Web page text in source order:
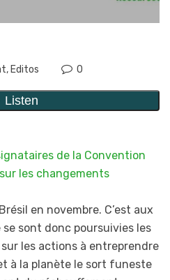
,Editos 0
de la Convention
les changements
en novembre. C’est aux
se sont donc poursuivies les
les actions à entreprendre
à la planète le sort funeste